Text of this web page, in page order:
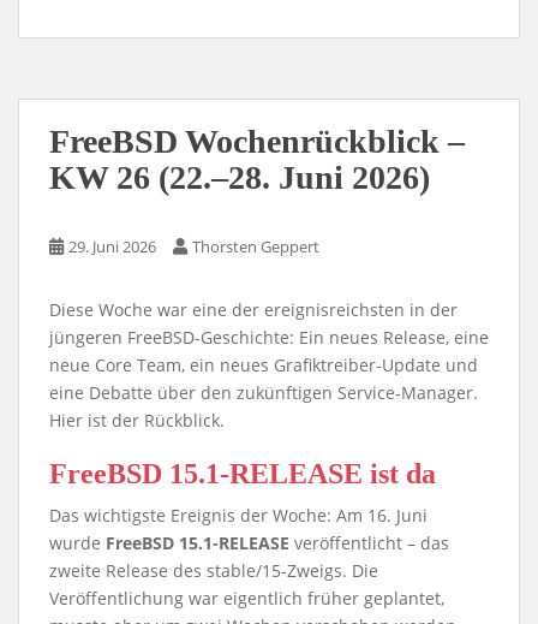
FreeBSD Wochenrückblick –
KW 26 (22.–28. Juni 2026)
29. Juni 2026 Thorsten Geppert
Diese Woche war eine der ereignisreichsten in der
jüngeren FreeBSD-Geschichte: Ein neues Release, eine
neue Core Team, ein neues Grafiktreiber-Update und
eine Debatte über den zukünftigen Service-Manager.
Hier ist der Rückblick.
FreeBSD 15.1-RELEASE ist da
Das wichtigste Ereignis der Woche: Am 16. Juni
wurde FreeBSD 15.1-RELEASE veröffentlicht – das
zweite Release des stable/15-Zweigs. Die
Veröffentlichung war eigentlich früher geplantet,